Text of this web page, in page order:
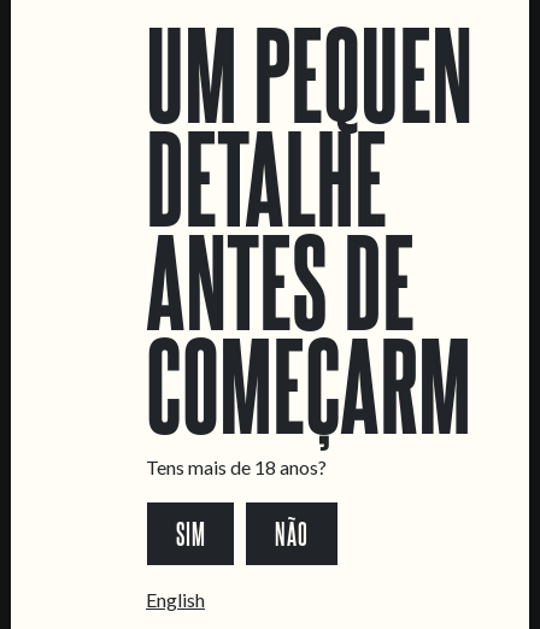
Quero vender as vossas cervejas!
Tours e eventos privados
Livro de Reclamações
UM PEQUENO
DETALHE
ANTES DE
Tens mais de 18 anos?
SIM NÃO
English